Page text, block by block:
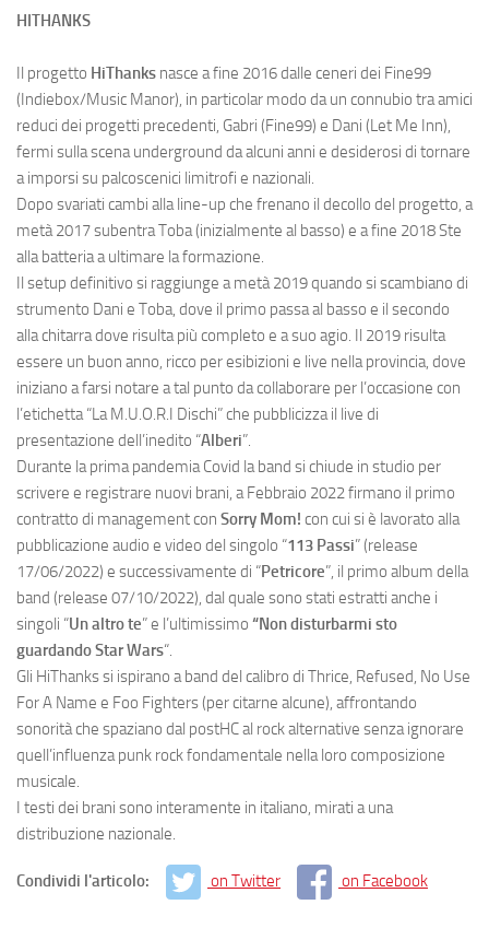
HITHANKS
Il progetto HiThanks nasce a fine 2016 dalle ceneri dei Fine99
(Indiebox/Music Manor), in particolar modo da un connubio tra amici
reduci dei progetti precedenti, Gabri (Fine99) e Dani (Let Me Inn),
fermi sulla scena underground da alcuni anni e desiderosi di tornare
a imporsi su palcoscenici limitrofi e nazionali.
Dopo svariati cambi alla line-up che frenano il decollo del progetto, a
metà 2017 subentra Toba (inizialmente al basso) e a fine 2018 Ste
alla batteria a ultimare la formazione.
Il setup definitivo si raggiunge a metà 2019 quando si scambiano di
strumento Dani e Toba, dove il primo passa al basso e il secondo
alla chitarra dove risulta più completo e a suo agio. Il 2019 risulta
essere un buon anno, ricco per esibizioni e live nella provincia, dove
iniziano a farsi notare a tal punto da collaborare per l’occasione con
l’etichetta “La M.U.O.R.I Dischi” che pubblicizza il live di
presentazione dell’inedito “Alberi”.
Durante la prima pandemia Covid la band si chiude in studio per
scrivere e registrare nuovi brani, a Febbraio 2022 firmano il primo
contratto di management con Sorry Mom! con cui si è lavorato alla
pubblicazione audio e video del singolo “113 Passi” (release
17/06/2022) e successivamente di “Petricore”, il primo album della
band (release 07/10/2022), dal quale sono stati estratti anche i
singoli “Un altro te” e l’ultimissimo “Non disturbarmi sto
guardando Star Wars“.
Gli HiThanks si ispirano a band del calibro di Thrice, Refused, No Use
For A Name e Foo Fighters (per citarne alcune), affrontando
sonorità che spaziano dal postHC al rock alternative senza ignorare
quell’influenza punk rock fondamentale nella loro composizione
musicale.
I testi dei brani sono interamente in italiano, mirati a una
distribuzione nazionale.
Condividi l'articolo: on Twitter on Facebook